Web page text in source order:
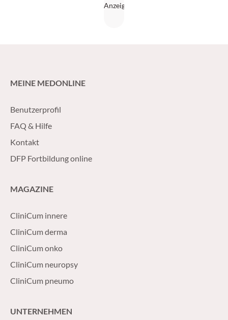
MEINE MEDONLINE
Benutzerprofil
FAQ & Hilfe
Kontakt
DFP Fortbildung online
MAGAZINE
CliniCum innere
CliniCum derma
CliniCum onko
CliniCum neuropsy
CliniCum pneumo
UNTERNEHMEN